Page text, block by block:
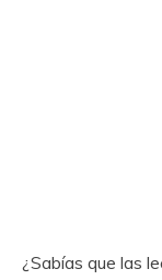
¿Sabías que las